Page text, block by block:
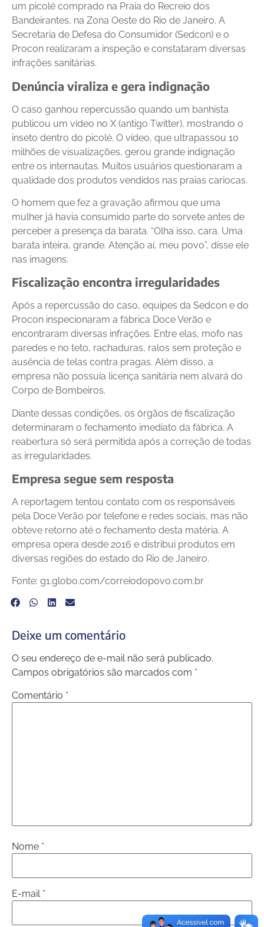
um picolé comprado na Praia do Recreio dos
Bandeirantes, na Zona Oeste do Rio de Janeiro. A
Secretaria de Defesa do Consumidor (Sedcon) e o
Procon realizaram a inspeção e constataram diversas
infrações sanitárias.
Denúncia viraliza e gera indignação
O caso ganhou repercussão quando um banhista
publicou um vídeo no X (antigo Twitter), mostrando o
inseto dentro do picolé. O vídeo, que ultrapassou 10
milhões de visualizações, gerou grande indignação
entre os internautas. Muitos usuários questionaram a
qualidade dos produtos vendidos nas praias cariocas.
O homem que fez a gravação afirmou que uma
mulher já havia consumido parte do sorvete antes de
perceber a presença da barata. “Olha isso, cara. Uma
barata inteira, grande. Atenção aí, meu povo”, disse ele
nas imagens.
Fiscalização encontra irregularidades
Após a repercussão do caso, equipes da Sedcon e do
Procon inspecionaram a fábrica Doce Verão e
encontraram diversas infrações. Entre elas, mofo nas
paredes e no teto, rachaduras, ralos sem proteção e
ausência de telas contra pragas. Além disso, a
empresa não possuía licença sanitária nem alvará do
Corpo de Bombeiros.
Diante dessas condições, os órgãos de fiscalização
determinaram o fechamento imediato da fábrica. A
reabertura só será permitida após a correção de todas
as irregularidades.
Empresa segue sem resposta
A reportagem tentou contato com os responsáveis
pela Doce Verão por telefone e redes sociais, mas não
obteve retorno até o fechamento desta matéria. A
empresa opera desde 2016 e distribui produtos em
diversas regiões do estado do Rio de Janeiro.
Fonte: g1.globo.com/correiodopovo.com.br
Deixe um comentário
O seu endereço de e-mail não será publicado.
Campos obrigatórios são marcados com *
Comentário *
Nome *
E-mail *